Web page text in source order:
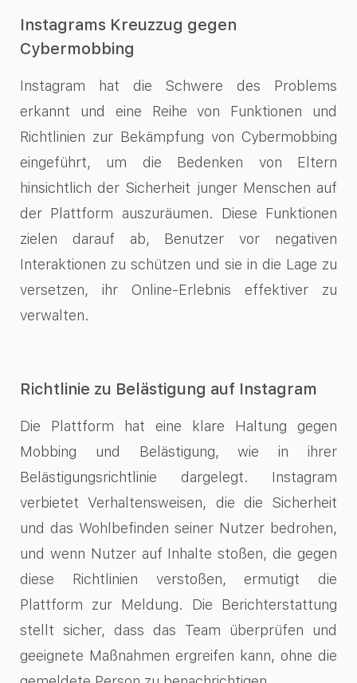
Instagrams Kreuzzug gegen
Cybermobbing
Instagram hat die Schwere des Problems
erkannt und eine Reihe von Funktionen und
Richtlinien zur Bekämpfung von Cybermobbing
eingeführt, um die Bedenken von Eltern
hinsichtlich der Sicherheit junger Menschen auf
der Plattform auszuräumen. Diese Funktionen
zielen darauf ab, Benutzer vor negativen
Interaktionen zu schützen und sie in die Lage zu
versetzen, ihr Online-Erlebnis effektiver zu
verwalten.
Richtlinie zu Belästigung auf Instagram
Die Plattform hat eine klare Haltung gegen
Mobbing und Belästigung, wie in ihrer
Belästigungsrichtlinie dargelegt. Instagram
verbietet Verhaltensweisen, die die Sicherheit
und das Wohlbefinden seiner Nutzer bedrohen,
und wenn Nutzer auf Inhalte stoßen, die gegen
diese Richtlinien verstoßen, ermutigt die
Plattform zur Meldung. Die Berichterstattung
stellt sicher, dass das Team überprüfen und
geeignete Maßnahmen ergreifen kann, ohne die